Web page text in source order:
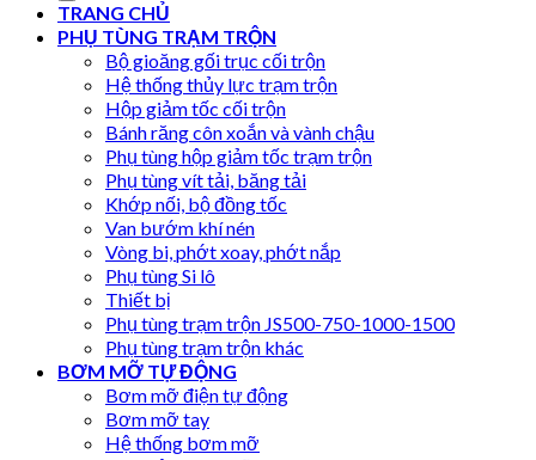
TRANG CHỦ
PHỤ TÙNG TRẠM TRỘN
Bộ gioăng gối trục cối trộn
Hệ thống thủy lực trạm trộn
Hộp giảm tốc cối trộn
Bánh răng côn xoắn và vành chậu
Phụ tùng hộp giảm tốc trạm trộn
Phụ tùng vít tải, băng tải
Khớp nối, bộ đồng tốc
Van bướm khí nén
Vòng bi, phớt xoay, phớt nắp
Phụ tùng Si lô
Thiết bị
Phụ tùng trạm trộn JS500-750-1000-1500
Phụ tùng trạm trộn khác
BƠM MỠ TỰ ĐỘNG
Bơm mỡ điện tự động
Bơm mỡ tay
Hệ thống bơm mỡ